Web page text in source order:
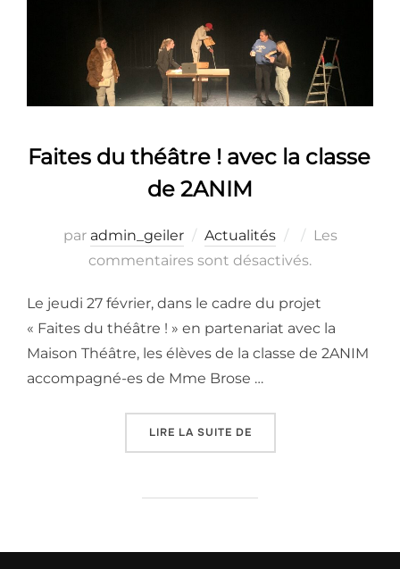
Faites du théâtre ! avec la classe
de 2ANIM
par admin_geiler Actualités
Publié
le
Les
commentaires sont désactivés.
Le jeudi 27 février, dans le cadre du projet
« Faites du théâtre ! » en partenariat avec la
Maison Théâtre, les élèves de la classe de 2ANIM
accompagné-es de Mme Brose …
LIRE LA SUITE DE« FAITES DU THÉÂTRE !